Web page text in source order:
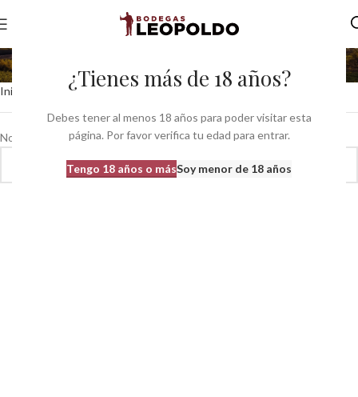
¿Tienes más de 18 años?
Debes tener al menos 18 años para poder visitar esta
página. Por favor verifica tu edad para entrar.
Tengo 18 años o másSoy menor de 18 años
caribbean
Inicio Productos etiquetados “caribbean”
No se han encontrado productos que coincidan con tu selección.